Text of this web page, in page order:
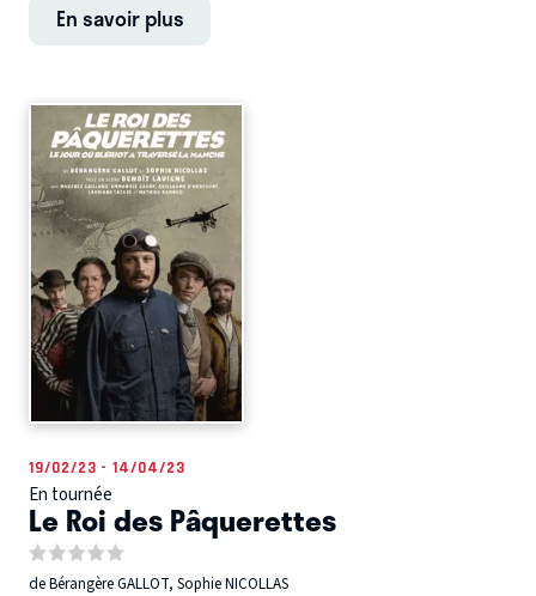
En savoir plus
19/02/23 - 14/04/23
En tournée
Le Roi des Pâquerettes
de Bérangère GALLOT, Sophie NICOLLAS